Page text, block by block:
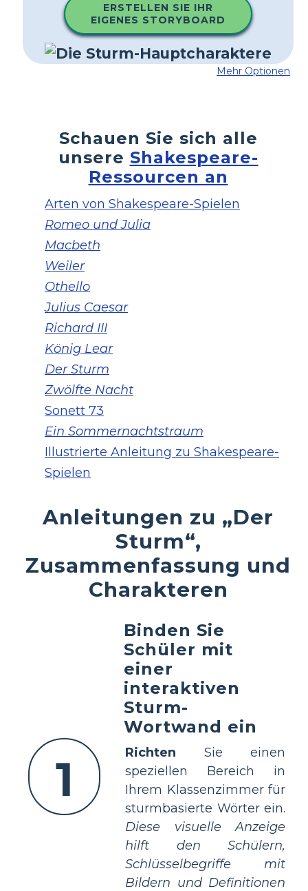
ERSTELLEN SIE IHR
EIGENES STORYBOARD
Mehr Optionen
Schauen Sie sich alle
unsere Shakespeare-
Ressourcen an
Arten von Shakespeare-Spielen
Romeo und Julia
Macbeth
Weiler
Othello
Julius Caesar
Richard III
König Lear
Der Sturm
Zwölfte Nacht
Sonett 73
Ein Sommernachtstraum
Illustrierte Anleitung zu Shakespeare-
Spielen
Anleitungen zu „Der
Sturm“,
Zusammenfassung und
Charakteren
1
Binden Sie
Schüler mit
einer
interaktiven
Sturm-
Wortwand ein
Richten Sie einen
speziellen Bereich in
Ihrem Klassenzimmer für
sturmbasierte Wörter ein.
Diese visuelle Anzeige
hilft den Schülern,
Schlüsselbegriffe mit
Bildern und Definitionen